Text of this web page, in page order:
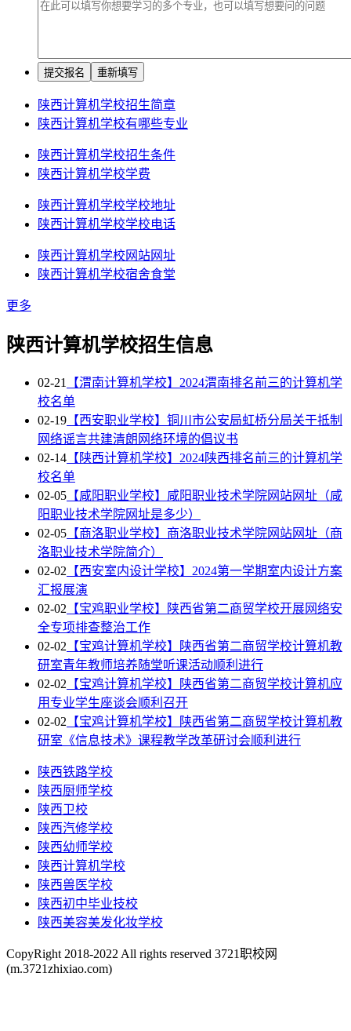
陕西计算机学校招生简章
陕西计算机学校有哪些专业
陕西计算机学校招生条件
陕西计算机学校学费
陕西计算机学校学校地址
陕西计算机学校学校电话
陕西计算机学校网站网址
陕西计算机学校宿舍食堂
更多
陕西计算机学校招生信息
02-21 【渭南计算机学校】2024渭南排名前三的计算机学
校名单
02-19 【西安职业学校】铜川市公安局虹桥分局关于抵制
网络谣言共建清朗网络环境的倡议书
02-14 【陕西计算机学校】2024陕西排名前三的计算机学
校名单
02-05 【咸阳职业学校】咸阳职业技术学院网站网址（咸
阳职业技术学院网址是多少）
02-05 【商洛职业学校】商洛职业技术学院网站网址（商
洛职业技术学院简介）
02-02 【西安室内设计学校】2024第一学期室内设计方案
汇报展演
02-02 【宝鸡职业学校】陕西省第二商贸学校开展网络安
全专项排查整治工作
02-02 【宝鸡计算机学校】陕西省第二商贸学校计算机教
研室青年教师培养随堂听课活动顺利进行
02-02 【宝鸡计算机学校】陕西省第二商贸学校计算机应
用专业学生座谈会顺利召开
02-02 【宝鸡计算机学校】陕西省第二商贸学校计算机教
研室《信息技术》课程教学改革研讨会顺利进行
陕西铁路学校
陕西厨师学校
陕西卫校
陕西汽修学校
陕西幼师学校
陕西计算机学校
陕西兽医学校
陕西初中毕业技校
陕西美容美发化妆学校
CopyRight 2018-2022 All rights reserved 3721职校网
(m.3721zhixiao.com)